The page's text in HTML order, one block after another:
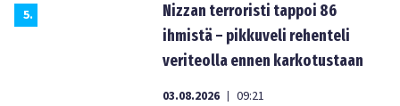
5.
Nizzan terroristi tappoi 86
ihmistä – pikkuveli rehenteli
veriteolla ennen karkotustaan
03.08.2026 | 09:21